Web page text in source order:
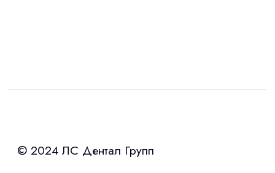
Интересует лизинг?
«Уралпромлизинг» подберем выгодные
условия по лизингу оборудования,